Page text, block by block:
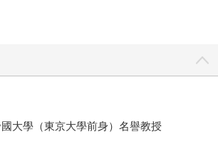
大學（東京大學前身）名譽教授